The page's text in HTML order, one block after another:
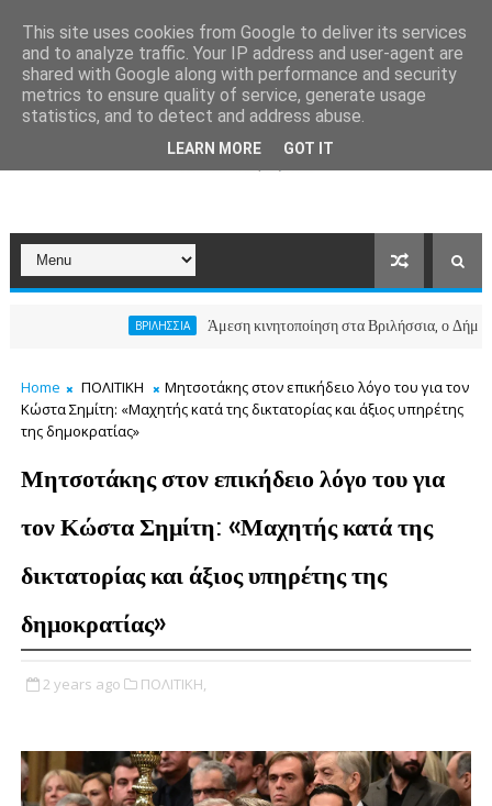
Άμεση κινητοποίηση στα Βριλήσσια, ο Δήμος
Home ΠΟΛΙΤΙΚΗ
Μητσοτάκης στον επικήδειο λόγο του για τον
Κώστα Σημίτη: «Μαχητής κατά της δικτατορίας και άξιος υπηρέτης
της δημοκρατίας»
Μητσοτάκης στον επικήδειο λόγο του για
τον Κώστα Σημίτη: «Μαχητής κατά της
δικτατορίας και άξιος υπηρέτης της
δημοκρατίας»
2 years ago ΠΟΛΙΤΙΚΗ,
This site uses cookies from Google to deliver its services
and to analyze traffic. Your IP address and user-agent are
shared with Google along with performance and security
metrics to ensure quality of service, generate usage
statistics, and to detect and address abuse.
LEARN MORE GOT IT